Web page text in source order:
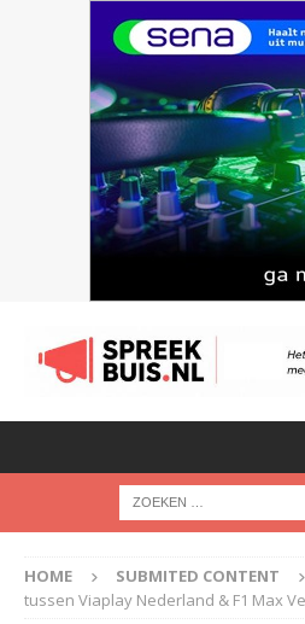
HOME SUBMITED CONTENT
tussen Viaplay Nederland & F1 Max